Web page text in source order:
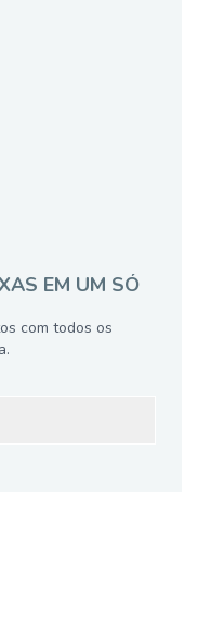
EM UM SÓ
com todos os